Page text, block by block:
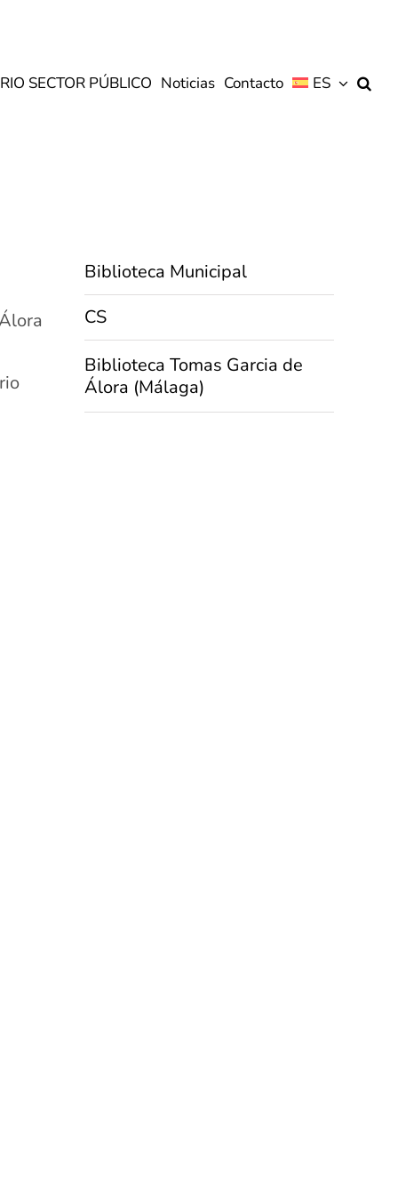
SECTOR PÚBLICO Noticias Contacto ES
Biblioteca Municipal
CS
Biblioteca Tomas Garcia de
Álora (Málaga)